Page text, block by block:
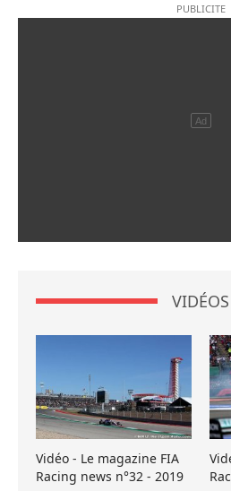
VIDÉOS
Vidéo - Le magazine FIA
Racing news n°32 - 2019